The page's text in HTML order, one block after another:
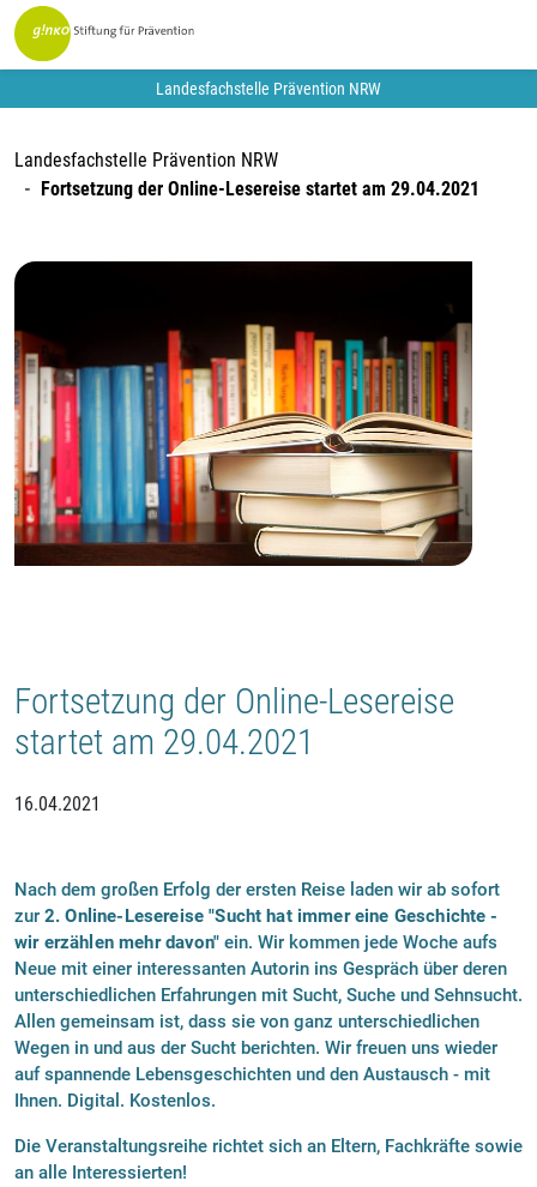
Landesfachstelle Prävention NRW
Landesfachstelle Prävention NRW
Fortsetzung der Online-Lesereise startet am 29.04.2021
Fortsetzung der Online-Lesereise
startet am 29.04.2021
16.04.2021
Nach dem großen Erfolg der ersten Reise laden wir ab sofort
zur 2. Online-Lesereise "Sucht hat immer eine Geschichte -
wir erzählen mehr davon"ein. Wir kommen ​jede Woche aufs
Neue mit ​einer interessanten Autorin ins Gespräch über deren
unterschiedlichen Erfahrungen mit Sucht, Suche und Sehnsucht.
Allen gemeinsam ist, dass sie von ganz unterschiedlichen
Wegen in und aus der Sucht berichten. Wir freuen uns wieder
auf spannende Lebensgeschichten und den Austausch - mit
Ihnen. Digital. Kostenlos.
Die Veranstaltungsreihe richtet sich an Eltern, Fachkräfte sowie
an alle Interessierten!